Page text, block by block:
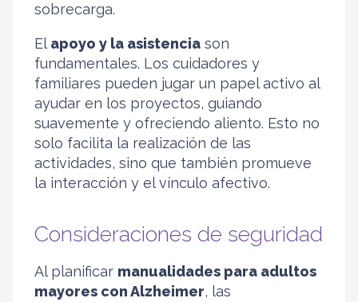
sobrecarga.
Elapoyo y la asistencia son
fundamentales. Los cuidadores y
familiares pueden jugar un papel activo al
ayudar en los proyectos, guiando
suavemente y ofreciendo aliento. Esto no
solo facilita la realización de las
actividades, sino que también promueve
la interacción y el vínculo afectivo.
Consideraciones de seguridad
Al planificar manualidades para adultos
mayores con Alzheimer, las